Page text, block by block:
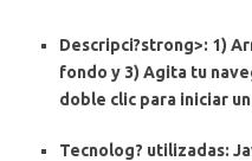
Descripci?strong>: 1)
fondo y 3) Agita tu
doble clic para iniciar
Tecnolog? utilizadas: